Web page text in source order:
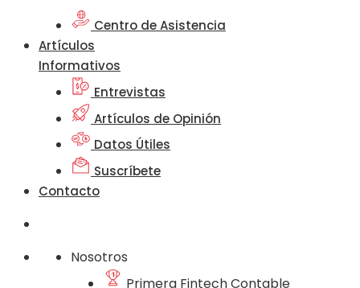
Centro de Asistencia
Artículos
Informativos
Entrevistas
Artículos de Opinión
Datos Útiles
Suscríbete
Contacto
Nosotros
Primera Fintech Contable